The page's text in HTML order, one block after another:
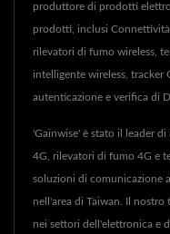
produttore di prodotti
prodotti, inclusi
rilevatori di fumo wireless,
intelligente wireless, tracker
autenticazione e verifica di
'Gainwise' è stato il leader
4G, rilevatori di fumo 4G e
soluzioni di comunicazione
nell'area di Taiwan. Il
nei settori dell'elettronica e